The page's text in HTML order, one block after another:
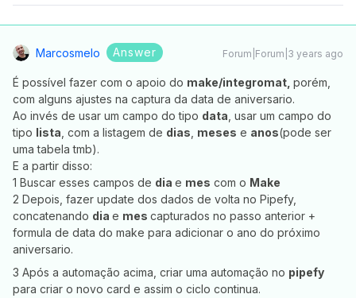
Marcosmelo Answer Forum|Forum|3 years ago
É possível fazer com o apoio do make/integromat, porém,
com alguns ajustes na captura da data de aniversario.
Ao invés de usar um campo do tipo data , usar um campo do
tipo lista , com a listagem de dias meses e anos(pode ser
uma tabela tmb).
E a partir disso:
1 Buscar esses campos de dia e mes com o Make
2 Depois, fazer update dos dados de volta no Pipefy,
concatenando dia e mes capturados no passo anterior +
formula de data do make para adicionar o ano do próximo
aniversario.
3 Após a automação acima, criar uma automação no pipefy
para criar o novo card e assim o ciclo continua.